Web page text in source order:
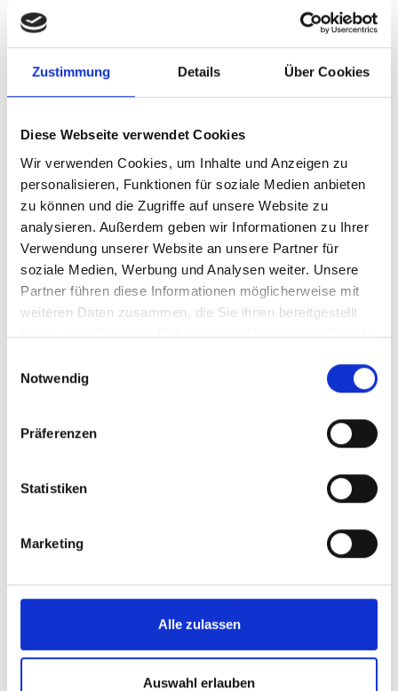
Zustimmung Details Über Cookies
Diese Webseite verwendet Cookies
Wir verwenden Cookies, um Inhalte und Anzeigen zu
personalisieren, Funktionen für soziale Medien anbieten
zu können und die Zugriffe auf unsere Website zu
analysieren. Außerdem geben wir Informationen zu Ihrer
Verwendung unserer Website an unsere Partner für
soziale Medien, Werbung und Analysen weiter. Unsere
Partner führen diese Informationen möglicherweise mit
weiteren Daten zusammen, die Sie ihnen bereitgestellt
haben oder die sie im Rahmen Ihrer Nutzung der Dienste
Notwendig
Präferenzen
Statistiken
Marketing
Alle zulassen
Auswahl erlauben
✓
Über 400 Jahre Erfahrung
– Seit 1618 im Edelmetallhandel tätig
– Immer faire & transparente Kurse
– Persönliche Beratung per Telefon
Schneller & sicherer Versand
– Neutral & versichert mit Tracking
100% Echtheitsgarantie
– Zertifizierte Münzen & Barren
✓
Ladengeschäft in Nürnberg
– Vor Ort kaufen & beraten lassen
Palladiumbarren 31,1 gramm - 1 Unze diverse
Hersteller - 19 %